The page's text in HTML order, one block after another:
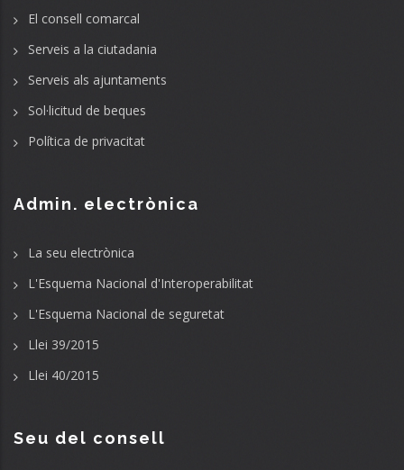
El consell comarcal
Serveis a la ciutadania
Serveis als ajuntaments
Sol·licitud de beques
Política de privacitat
Admin. electrònica
La seu electrònica
L'Esquema Nacional d'Interoperabilitat
L'Esquema Nacional de seguretat
Llei 39/2015
Llei 40/2015
Seu del consell